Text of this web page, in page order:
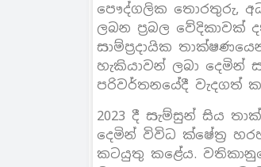
පෞද්ගලික තොරතුරු,
ලබන ප‍්‍රබල වේදිකාවක්
සාම්ප‍්‍රදායික
හැකියාවන් ලබා දෙමින්
පරිවර්තනයේදී වැදගත්
2023 දී සැම්සුන් සිය
දෙමින් විවිධ ක්ෂේත‍්‍ර
කටයුතු කළේය.